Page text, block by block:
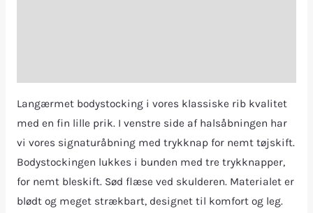
Langærmet bodystocking i vores klassiske rib kvalitet
med en fin lille prik. I venstre side af halsåbningen har
vi vores signaturåbning med trykknap for nemt tøjskift.
Bodystockingen lukkes i bunden med tre trykknapper,
for nemt bleskift. Sød flæse ved skulderen. Materialet er
blødt og meget strækbart, designet til komfort og leg.